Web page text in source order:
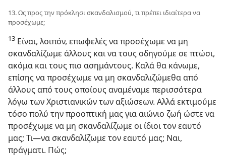
13. Ως προς την πρόκλησι σκανδαλισμού, τι πρέπει ιδιαίτερα να
προσέχωμε;
13 Είναι, λοιπόν, επωφελές να προσέχωμε να μη
σκανδαλίζωμε άλλους και να τους οδηγούμε σε πτώσι,
ακόμα και τους πιο ασημάντους. Καλά θα κάνωμε,
επίσης να προσέχωμε να μη σκανδαλιζώμεθα από
άλλους από τους οποίους αναμέναμε περισσότερα
λόγω των Χριστιανικών των αξιώσεων. Αλλά εκτιμούμε
τόσο πολύ την προοπτική μας για αιώνιο ζωή ώστε να
προσέχωμε να μη σκανδαλίζωμε οι ίδιοι τον εαυτό
μας; Τι—να σκανδαλίζωμε τον εαυτό μας; Ναι,
πράγματι. Πώς;